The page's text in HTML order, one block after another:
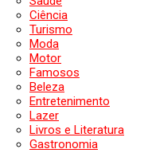
Ciência
Turismo
Moda
Motor
Famosos
Beleza
Entretenimento
Lazer
Livros e Literatura
Gastronomia